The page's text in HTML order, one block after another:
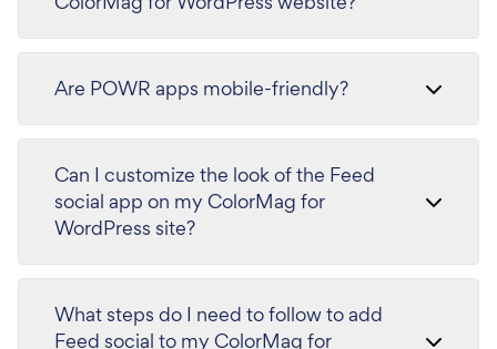
Are POWR apps mobile-friendly?
Can I customize the look of the Feed
social app on my ColorMag for
WordPress site?
What steps do I need to follow to add
Feed social to my ColorMag for